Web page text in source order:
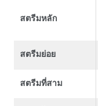
สตรีมหลัก
สตรีมย่อย
สตรีมที่สาม